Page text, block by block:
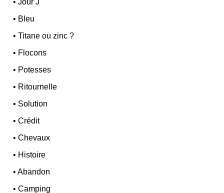
•Jour J
• Bleu
•Titane ou zinc ?
• Flocons
• Potesses
• Ritournelle
• Solution
•Crédit
•Chevaux
• Histoire
•Abandon
•Camping